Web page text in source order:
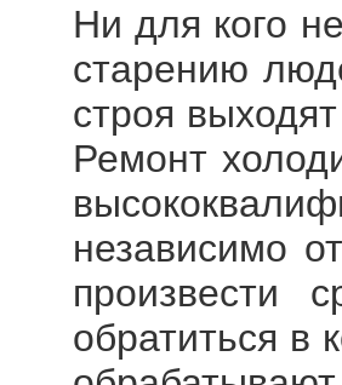
Ни для кого
старению
строя
Ремонт
независимо
произвести
обратиться в